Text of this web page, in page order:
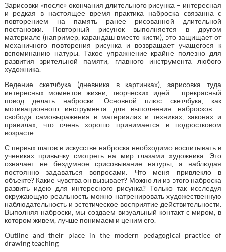
Зарисовки «после» окончания длительного рисунка – интересная
и редкая в настоящее время практика наброска связанна с
повторением на память ранее рисованной длительной
постановки. Повторный рисунок выполняется в другом
материале (например, карандаш вместо кисти), это защищает от
механичного повторения рисунка и возвращает учащегося к
вспоминанию натуры. Такое упражнение крайне полезно для
развития зрительной памяти, главного инструмента любого
художника.
Ведение скетчбука (дневника в картинках), зарисовка туда
интересных моментов жизни, творческих идей - прекрасный
повод делать наброски. Основной плюс скетчбука, как
мотивационного инструмента для выполнения набросков –
свобода самовыражения в материалах и техниках, законах и
правилах, что очень хорошо принимается в подростковом
возрасте.
С первых шагов в искусстве наброска необходимо воспитывать в
учениках привычку смотреть на мир глазами художника. Это
означает не бездумное срисовывание натуры, а наблюдая
постоянно задаваться вопросами: Что меня привлекло в
объекте? Какие чувства он вызывает? Можно ли из этого наброска
развить идею для интересного рисунка? Только так исследуя
окружающую реальность можно натренировать художественную
наблюдательность и эстетическое восприятие действительности.
Выполняя наброски, мы создаем визуальный контакт с миром, в
котором живем, лучше понимаем и ценим его.
Outline and their place in the modern pedagogical practice of
drawing teaching